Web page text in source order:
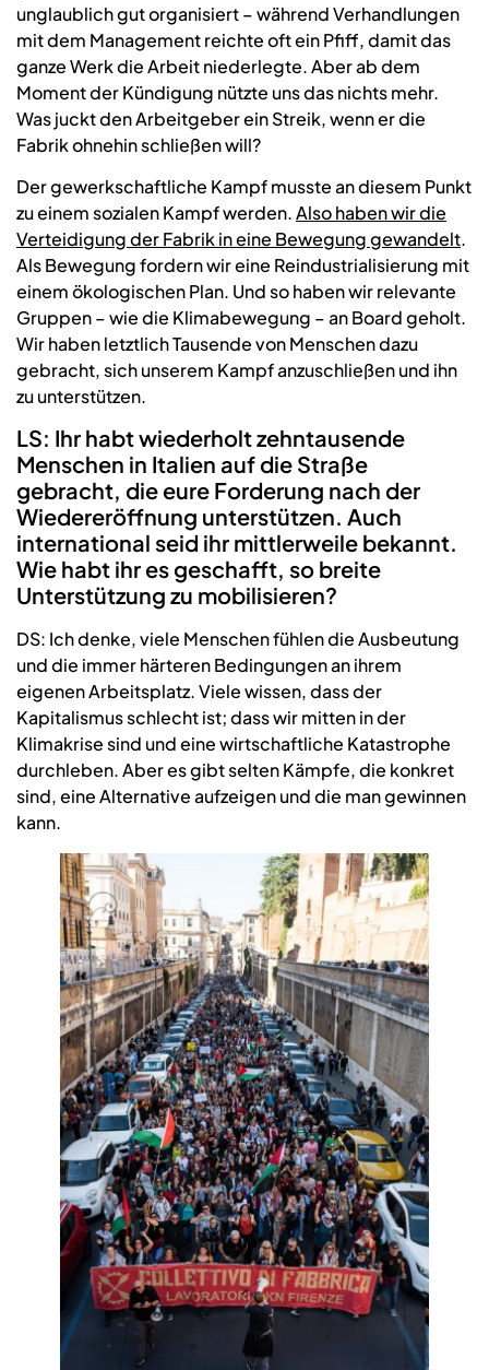
unglaublich gut organisiert – während Verhandlungen
mit dem Management reichte oft ein Pfiff, damit das
ganze Werk die Arbeit niederlegte. Aber ab dem
Moment der Kündigung nützte uns das nichts mehr.
Was juckt den Arbeitgeber ein Streik, wenn er die
Fabrik ohnehin schließen will?
Der gewerkschaftliche Kampf musste an diesem Punkt
zu einem sozialen Kampf werden.Also haben wir die
Verteidigung der Fabrik in eine Bewegung gewandelt.
Als Bewegung fordern wir eine Reindustrialisierung mit
einem ökologischen Plan. Und so haben wir relevante
Gruppen – wie die Klimabewegung – an Board geholt.
Wir haben letztlich Tausende von Menschen dazu
gebracht, sich unserem Kampf anzuschließen und ihn
zu unterstützen.
LS: Ihr habt wiederholt zehntausende
Menschen in Italien auf die Straße
gebracht, die eure Forderung nach der
Wiedereröffnung unterstützen. Auch
international seid ihr mittlerweile bekannt.
Wie habt ihr es geschafft, so breite
Unterstützung zu mobilisieren?
DS: Ich denke, viele Menschen fühlen die Ausbeutung
und die immer härteren Bedingungen an ihrem
eigenen Arbeitsplatz. Viele wissen, dass der
Kapitalismus schlecht ist; dass wir mitten in der
Klimakrise sind und eine wirtschaftliche Katastrophe
durchleben. Aber es gibt selten Kämpfe, die konkret
sind, eine Alternative aufzeigen und die man gewinnen
kann.